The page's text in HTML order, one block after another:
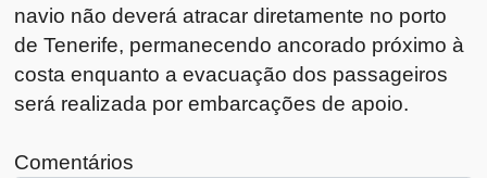
navio não deverá atracar diretamente no porto
de Tenerife, permanecendo ancorado próximo à
costa enquanto a evacuação dos passageiros
será realizada por embarcações de apoio.
Comentários